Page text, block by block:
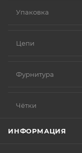
Упаковка
Цепи
Фурнитура
Чётки
ИНФОРМАЦИЯ